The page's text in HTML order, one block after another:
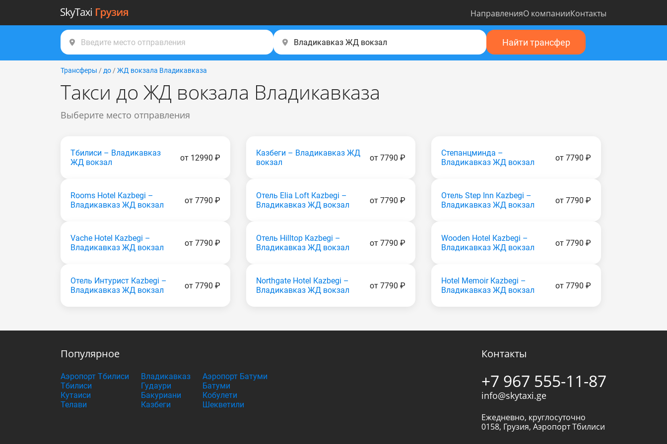
НаправленияО компанииКонтакты
Найти трансфер
Трансферы / до / ЖД вокзала Владикавказа
Такси до ЖД вокзала Владикавказа
Выберите место отправления
Тбилиси – Владикавказ
ЖД вокзал
от 12990 ₽
Казбеги – Владикавказ ЖД
вокзал
от 7790 ₽
Степанцминда –
Владикавказ ЖД вокзал
от 7790 ₽
Rooms Hotel Каzbеgi –
Владикавказ ЖД вокзал
от 7790 ₽
Отель Elia Loft Каzbеgi –
Владикавказ ЖД вокзал
от 7790 ₽
Отель Step Inn Каzbеgi –
Владикавказ ЖД вокзал
от 7790 ₽
Vache Hotel Каzbеgi –
Владикавказ ЖД вокзал
от 7790 ₽
Отель Hilltop Каzbеgi –
Владикавказ ЖД вокзал
от 7790 ₽
Wooden Hotel Каzbеgi –
Владикавказ ЖД вокзал
от 7790 ₽
Отель Интурист Каzbеgi –
Владикавказ ЖД вокзал
от 7790 ₽
Northgate Hotel Каzbеgi –
Владикавказ ЖД вокзал
от 7790 ₽
Hotel Memoir Каzbеgi –
Владикавказ ЖД вокзал
от 7790 ₽
Популярное
Аэропорт Тбилиси
Тбилиси
Кутаиси
Телави
Владикавказ
Гудаури
Бакуриани
Казбеги
Аэропорт Батуми
Батуми
Кобулети
Шекветили
Контакты
+7 967 555-11-87
info@skytaxi.ge
Ежедневно, круглосуточно
0158, Грузия, Аэропорт Тбилиси